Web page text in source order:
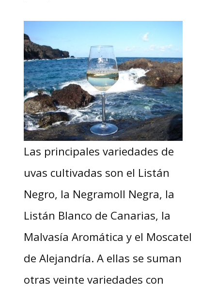
Las principales variedades de
uvas cultivadas son el Listán
Negro, la Negramoll Negra, la
Listán Blanco de Canarias, la
Malvasía Aromática y el Moscatel
de Alejandría. A ellas se suman
otras veinte variedades con